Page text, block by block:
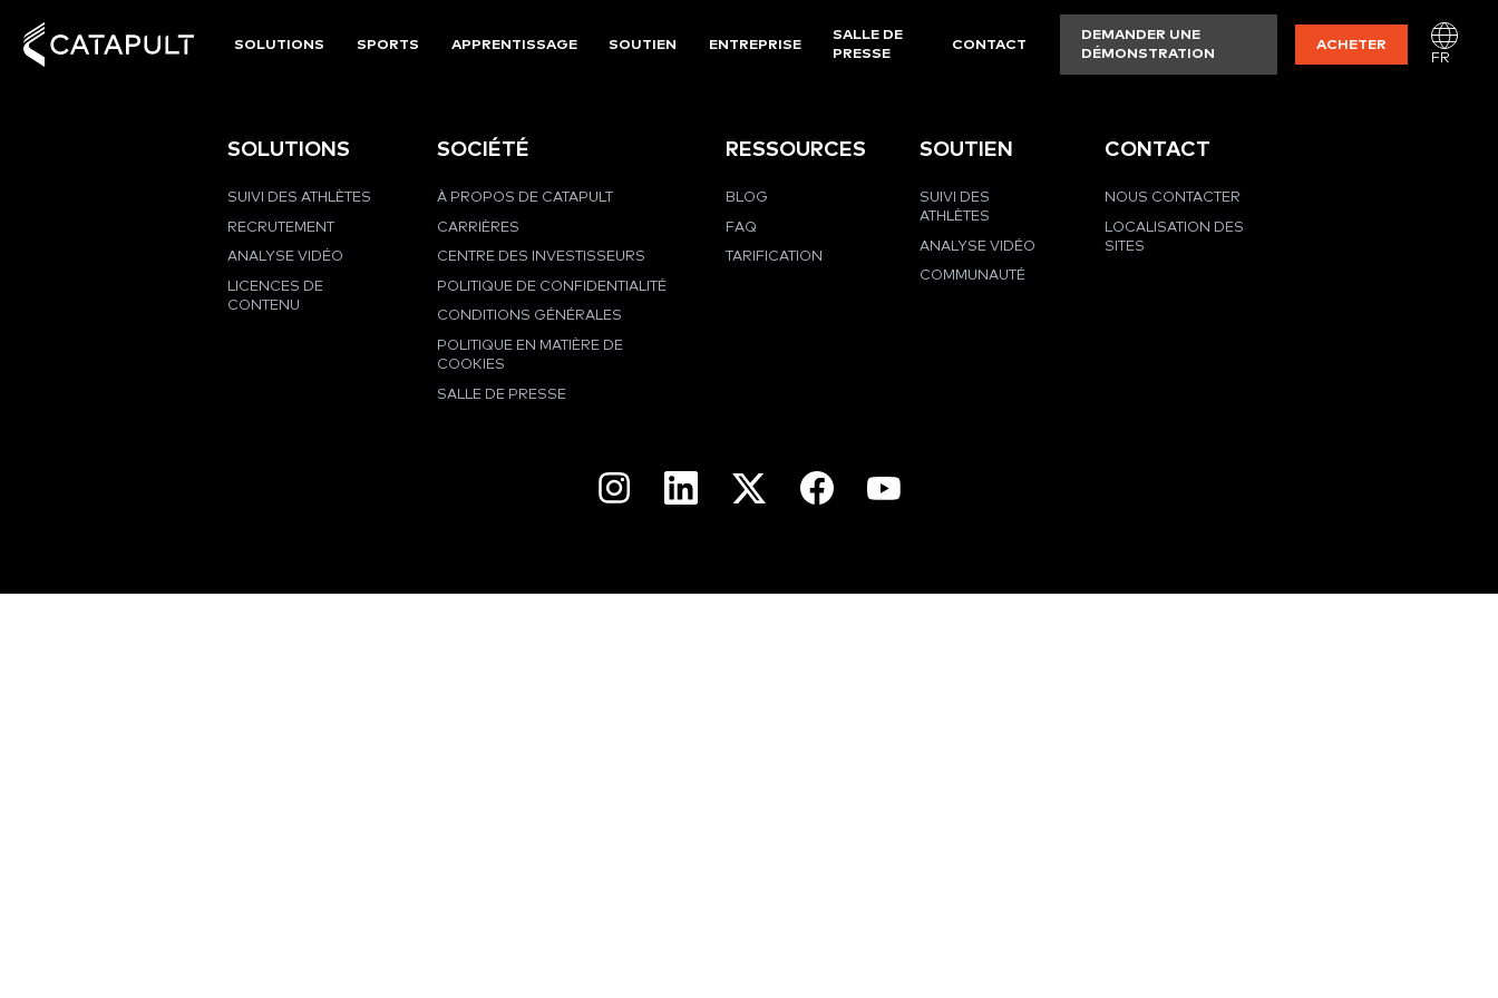
SOLUTIONS SPORTS APPRENTISSAGE SOUTIEN ENTREPRISE
SALLE DE
PRESSE
CONTACT
DEMANDER UNE
DÉMONSTRATION
ACHETER
FR
SOLUTIONS
SUIVI DES ATHLÈTES
RECRUTEMENT
ANALYSE VIDÉO
LICENCES DE
CONTENU
SOCIÉTÉ
À PROPOS DE CATAPULT
CARRIÈRES
CENTRE DES INVESTISSEURS
POLITIQUE DE CONFIDENTIALITÉ
CONDITIONS GÉNÉRALES
POLITIQUE EN MATIÈRE DE
COOKIES
SALLE DE PRESSE
RESSOURCES
BLOG
FAQ
TARIFICATION
SOUTIEN
SUIVI DES
ATHLÈTES
ANALYSE VIDÉO
COMMUNAUTÉ
CONTACT
NOUS CONTACTER
LOCALISATION DES
SITES